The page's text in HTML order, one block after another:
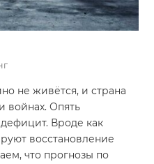
не живётся, и страна
войнах. Опять
Вроде как
восстановление
что прогнозы по